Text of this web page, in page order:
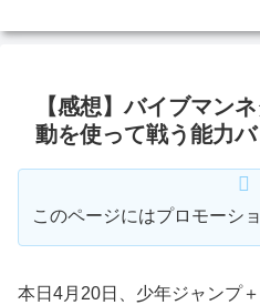
【感想】バイブマン
動を使って戦う能力バ
このページにはプロモーシ
本日4月20日、少年ジャンプ